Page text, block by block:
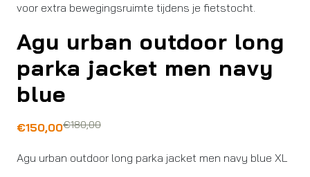
voor extra bewegingsruimte tijdens je fietstocht.
Agu urban outdoor long
parka jacket men navy
blue
€180,00
Oorspronkelijke
was:
€150,00
Huidige
is:
Agu urban outdoor long parka jacket men navy blue XL